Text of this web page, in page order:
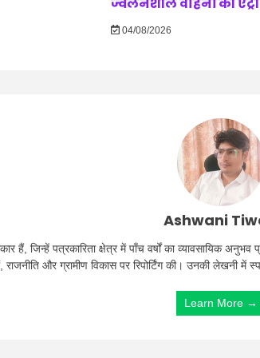
04/08/2026
Ashwani
हैं, जिन्हें पत्रकारिता क्षेत्र में पाँच वर्षों का व्यावसायिक
राजनीति और ग्रामीण विकास पर रिपोर्टिंग की। उनकी लेखनी
Learn More →